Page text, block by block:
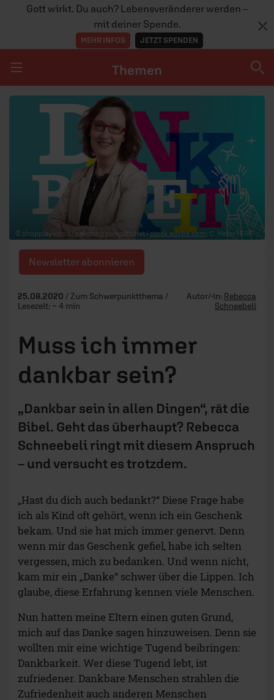
Gott wirkt. Du auch? Lebensveränderer werden –
mit deiner Spende.
MEHR INFOS JETZT SPENDEN
Navigation überspringen
Themen
Themen
MENSCHEN
GESELLSCHAFT
TEAM
© shopplaywood / pakpong pongatichat / stock.adobe.com; C. Meier / ERF
Newsletter abonnieren
25.08.2020 / Zum Schwerpunktthema /
Lesezeit: ~ 4 min
Autor/-in: Rebecca
Schneebeli
Muss ich immer
dankbar sein?
„Dankbar sein in allen Dingen“, rät die
Bibel. Geht das überhaupt? Rebecca
Schneebeli ringt mit diesem Anspruch
– und versucht es trotzdem.
„Hast du dich auch bedankt?“ Diese Frage habe
ich als Kind oft gehört, wenn ich ein Geschenk
bekam. Und sie hat mich immer genervt. Denn
wenn mir das Geschenk gefiel, habe ich selten
vergessen, mich zu bedanken. Und wenn nicht,
kam mir ein „Danke“ schwer über die Lippen. Ich
glaube, diese Erfahrung kennen viele Menschen.
Nun hatten meine Eltern einen guten Grund,
mich auf das Danke sagen hinzuweisen. Denn sie
wollten mir eine wichtige Tugend beibringen:
Dankbarkeit. Wer diese Tugend lebt, ist
zufriedener. Dankbare Menschen strahlen die
Zufriedenheit auch anderen Menschen